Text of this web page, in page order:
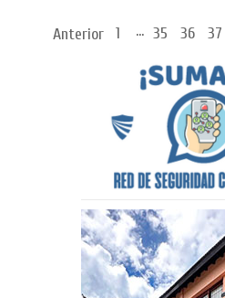
Anterior 1 ... 35 36 37